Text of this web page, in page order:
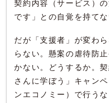
契約内容（サービス）
です」との自覚を持てな
だが「支援者」が変わ
らない。懸案の虐待防
かない。どうするか。
さんに学ぼう」キャン
ンエコノミー）で行う